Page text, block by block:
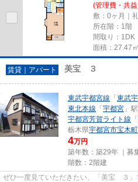
(管理費・共
敷：0ヶ月｜
所在階：1階
間取り：1DK
面積：27.47㎡
賃貸｜アパート 美宝 ３
東武宇都宮線 「 東武
東北本線 「 宇都宮 」
宇都宮芳賀ライト線 「
栃木県宇都宮市宝木町
4万円
築年数：築29年 ｜募
階数：2階建
ぜひ一度見ていただきたい、「美宝 ３」